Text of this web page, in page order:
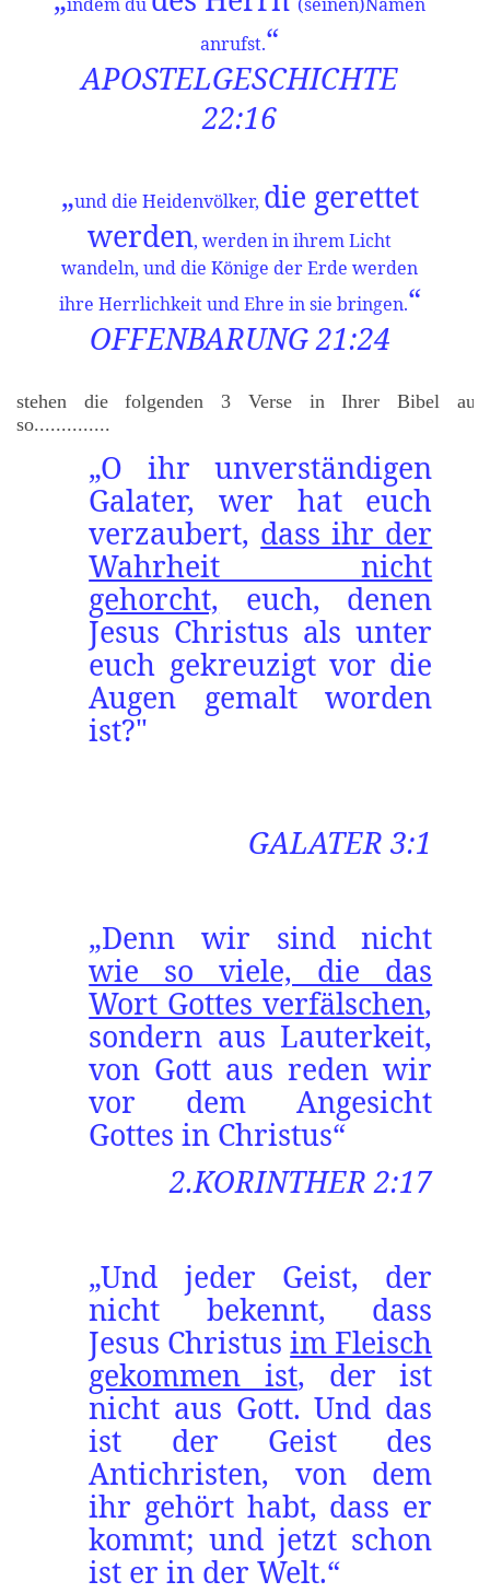
anrufst.“
APOSTELGESCHICHTE
22:16
„und die Heidenvölker, die gerettet
werden, werden in ihrem Licht
wandeln, und die Könige der Erde werden
ihre Herrlichkeit und Ehre in sie bringen.“
OFFENBARUNG 21:24
stehen die folgenden 3 Verse in Ihrer Bibel
so..............
„O ihr unverständigen
Galater, wer hat euch
verzaubert, dass ihr der
Wahrheit nicht
gehorcht, euch, denen
Jesus Christus als unter
euch gekreuzigt vor die
Augen gemalt worden
ist?"
GALATER 3:1
„Denn wir sind nicht
wie so viele, die das
Wort Gottes verfälschen,
sondern aus Lauterkeit,
von Gott aus reden wir
vor dem Angesicht
Gottes in Christus“
2.KORINTHER 2:17
„Und jeder Geist, der
nicht bekennt, dass
Jesus Christusim Fleisch
gekommen ist, der ist
nicht aus Gott. Und das
ist der Geist des
Antichristen, von dem
ihr gehört habt, dass er
kommt; und jetzt schon
ist er in der Welt.“